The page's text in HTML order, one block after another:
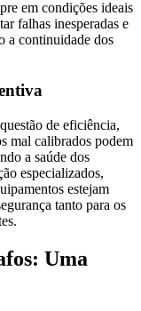
em condições ideais
falhas inesperadas e
a continuidade dos
de eficiência,
mal calibrados podem
a saúde dos
especializados,
estejam
tanto para os
Uma